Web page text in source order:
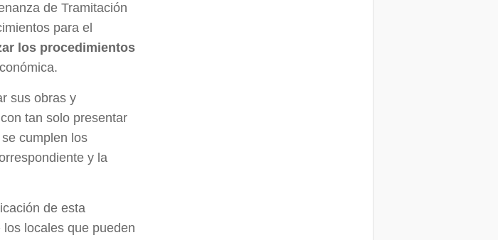
de Tramitación
para el
los procedimientos
sus obras y
tan solo presentar
cumplen los
y la
de esta
locales que pueden